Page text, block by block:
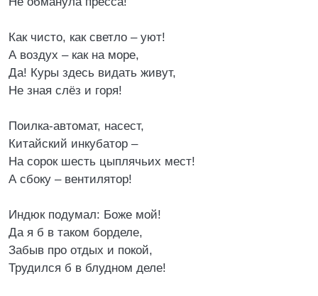
Как чисто, как светло – уют!
А воздух – как на море,
Да! Куры здесь видать живут,
Не зная слёз и горя!
Поилка-автомат, насест,
Китайский инкубатор –
На сорок шесть цыплячьих мест!
А сбоку – вентилятор!
Индюк подумал: Боже мой!
Да я б в таком борделе,
Забыв про отдых и покой,
Трудился б в блудном деле!